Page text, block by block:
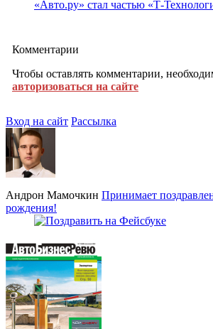
«Авто.ру» стал частью «Т-
Комментарии
Чтобы оставлять комментарии,
авторизоваться на сайте
Вход на сайт Рассылка
Андрон Мамочкин Принимает
рождения!